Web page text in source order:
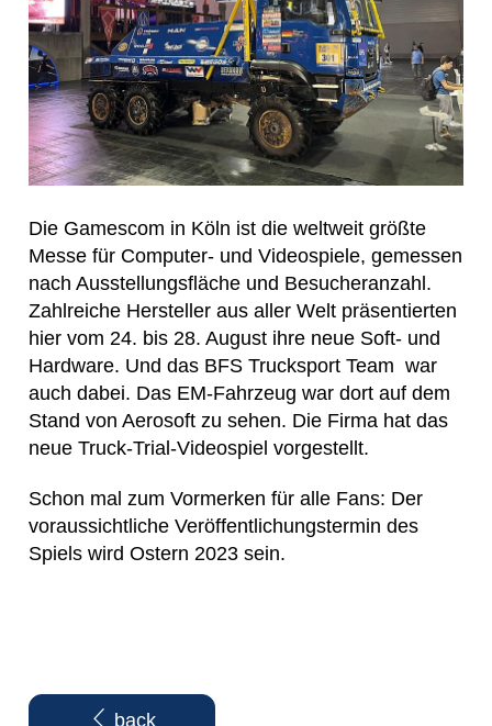
Die Gamescom in Köln ist die weltweit größte
Messe für Computer- und Videospiele, gemessen
nach Ausstellungsfläche und Besucheranzahl.
Zahlreiche Hersteller aus aller Welt präsentierten
hier vom 24. bis 28. August ihre neue Soft- und
Hardware. Und das BFS Trucksport Team war
auch dabei. Das EM-Fahrzeug war dort auf dem
Stand von Aerosoft zu sehen. Die Firma hat das
neue Truck-Trial-Videospiel vorgestellt.
Schon mal zum Vormerken für alle Fans: Der
voraussichtliche Veröffentlichungstermin des
Spiels wird Ostern 2023 sein.
back